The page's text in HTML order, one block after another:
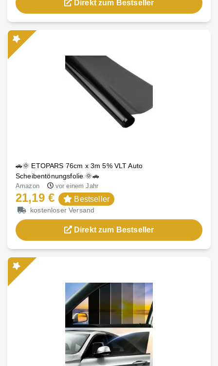
Direkt zum Bestseller
🚗🌞 ETOPARS 76cm x 3m 5% VLT Auto
Scheibentönungsfolie 🌞🚗
Amazon vor einem Jahr
21,19 € Bestseller
kostenloser Versand
Direkt zum Bestseller